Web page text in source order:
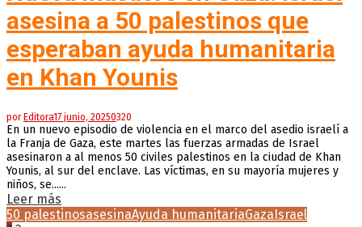
asesina a 50 palestinos que
esperaban ayuda humanitaria
en Khan Younis
por Editora17 junio, 20250320
En un nuevo episodio de violencia en el marco del asedio israelí a
la Franja de Gaza, este martes las fuerzas armadas de Israel
asesinaron a al menos 50 civiles palestinos en la ciudad de Khan
Younis, al sur del enclave. Las víctimas, en su mayoría mujeres y
niños, se......
Leer más
50 palestinosasesinaAyuda humanitariaGaza Israel